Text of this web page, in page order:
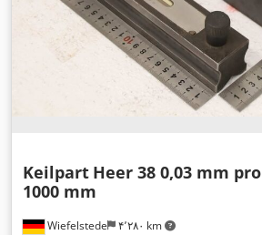
Wiefelstede ۴٬۲۸۰ km
Keilpart Heer 38 0,03 mm pro
1000 mm